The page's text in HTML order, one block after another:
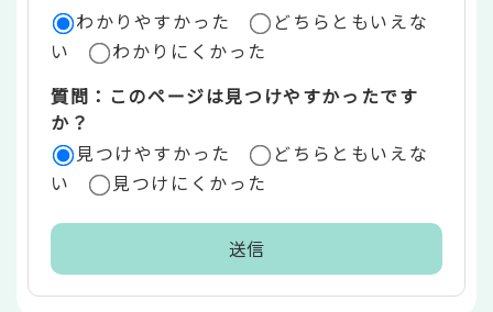
ア
わかりやすかった
どちらともいえな
い
わかりにくかった
質問：このページは見つけやすかったです
か？
見つけやすかった
どちらともいえな
い
見つけにくかった